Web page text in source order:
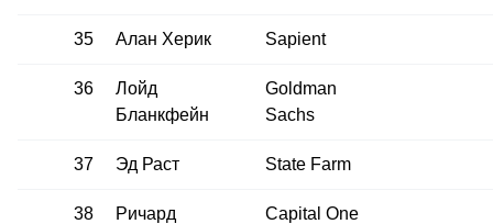
35 Алан Херик Sapient
36
Лойд
Бланкфейн
Goldman
Sachs
37 Эд Раст State Farm
38
Ричард
Capital One